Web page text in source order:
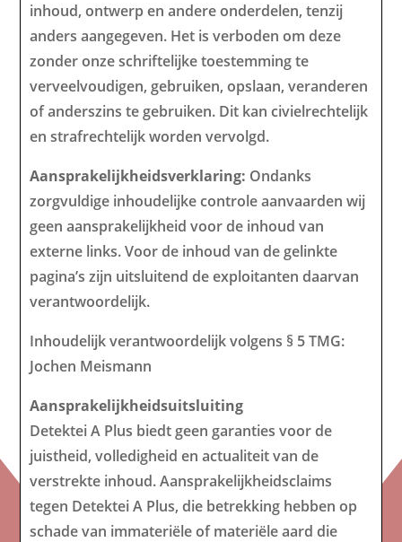
inhoud, ontwerp en andere onderdelen, tenzij
anders aangegeven. Het is verboden om deze
zonder onze schriftelijke toestemming te
verveelvoudigen, gebruiken, opslaan, veranderen
of anderszins te gebruiken. Dit kan civielrechtelijk
en strafrechtelijk worden vervolgd.
Aansprakelijkheidsverklaring: Ondanks
zorgvuldige inhoudelijke controle aanvaarden wij
geen aansprakelijkheid voor de inhoud van
externe links. Voor de inhoud van de gelinkte
pagina’s zijn uitsluitend de exploitanten daarvan
verantwoordelijk.
Inhoudelijk verantwoordelijk volgens § 5 TMG:
Jochen Meismann
Aansprakelijkheidsuitsluiting
Detektei A Plus biedt geen garanties voor de
juistheid, volledigheid en actualiteit van de
verstrekte inhoud. Aansprakelijkheidsclaims
tegen Detektei A Plus, die betrekking hebben op
schade van immateriële of materiële aard die